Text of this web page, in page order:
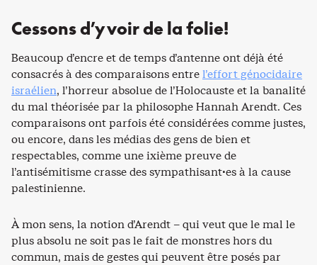
Cessons d’y voir de la folie!
Beaucoup d’encre et de temps d’antenne ont déjà été
consacrés à des comparaisons entrel’effort génocidaire
israélien, l’horreur absolue de l’Holocauste et la banalité
du mal théorisée par la philosophe Hannah Arendt. Ces
comparaisons ont parfois été considérées comme justes,
ou encore, dans les médias des gens de bien et
respectables, comme une ixième preuve de
l’antisémitisme crasse des sympathisant·es à la cause
palestinienne.
À mon sens, la notion d’Arendt – qui veut que le mal le
plus absolu ne soit pas le fait de monstres hors du
commun, mais de gestes qui peuvent être posés par